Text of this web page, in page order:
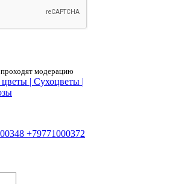
модерацию
+79771000372